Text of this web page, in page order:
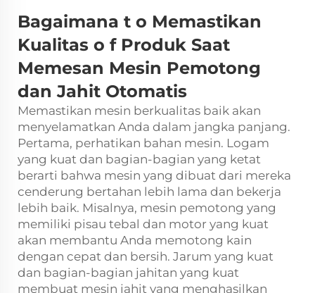
Bagaimana t o Memastikan
Kualitas o f Produk Saat
Memesan Mesin Pemotong
dan Jahit Otomatis
Memastikan mesin berkualitas baik akan
menyelamatkan Anda dalam jangka panjang.
Pertama, perhatikan bahan mesin. Logam
yang kuat dan bagian-bagian yang ketat
berarti bahwa mesin yang dibuat dari mereka
cenderung bertahan lebih lama dan bekerja
lebih baik. Misalnya, mesin pemotong yang
memiliki pisau tebal dan motor yang kuat
akan membantu Anda memotong kain
dengan cepat dan bersih. Jarum yang kuat
dan bagian-bagian jahitan yang kuat
membuat mesin jahit yang menghasilkan